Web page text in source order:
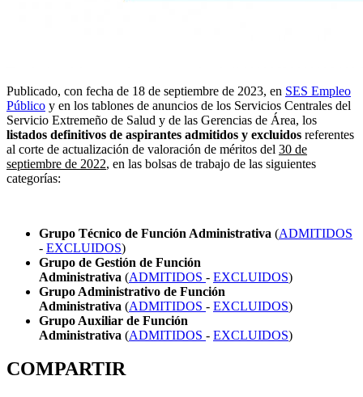
Publicado, con fecha de 18 de septiembre de 2023, en SES Empleo
Público y en los tablones de anuncios de los Servicios Centrales del
Servicio Extremeño de Salud y de las Gerencias de Área, los
listados definitivos de aspirantes admitidos y excluidos referentes
al corte de actualización de valoración de méritos del 30 de
septiembre de 2022, en las bolsas de trabajo de las siguientes
categorías:
Grupo Técnico de Función Administrativa (ADMITIDOS
- EXCLUIDOS)
Grupo de Gestión de Función
Administrativa (ADMITIDOS - EXCLUIDOS)
Grupo Administrativo de Función
Administrativa (ADMITIDOS - EXCLUIDOS)
Grupo Auxiliar de Función
Administrativa (ADMITIDOS - EXCLUIDOS)
COMPARTIR